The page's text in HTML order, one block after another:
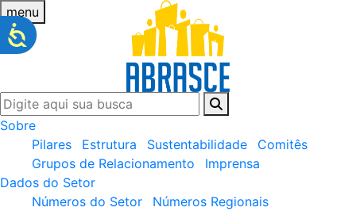
menu
Sobre
Pilares
Estrutura Sustentabilidade
Comitês
Grupos de Relacionamento
Imprensa
Dados do Setor
Números do Setor
Números Regionais